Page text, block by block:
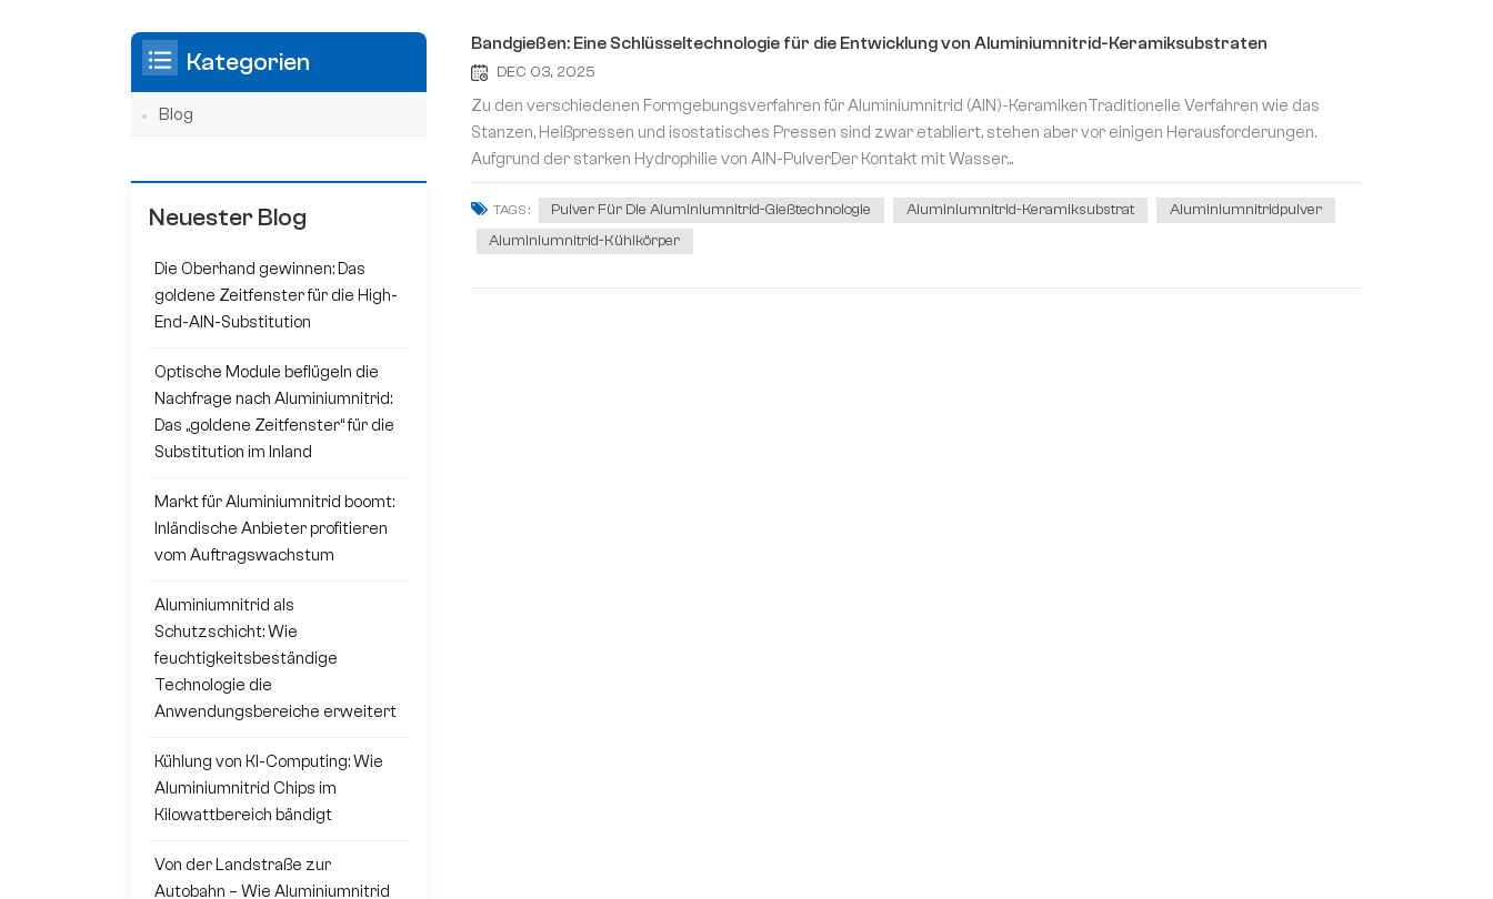
Bandgießen: Eine Schlüsseltechnologie für die Entwicklung von Aluminiumnitrid-Keramiksubstraten
DEC 03, 2025
Zu den verschiedenen Formgebungsverfahren für Aluminiumnitrid (AlN)-KeramikenTraditionelle Verfahren wie das
Stanzen, Heißpressen und isostatisches Pressen sind zwar etabliert, stehen aber vor einigen Herausforderungen.
Aufgrund der starken Hydrophilie von AlN-PulverDer Kontakt mit Wasser...
TAGS : Pulver Für Die Aluminiumnitrid-Gießtechnologie Aluminiumnitrid-Keramiksubstrat
Aluminiumnitridpulver
Aluminiumnitrid-Kühlkörper
Kategorien
Blog
Neuester Blog
Die Oberhand gewinnen: Das
goldene Zeitfenster für die High-
End-AlN-Substitution
Optische Module beflügeln die
Nachfrage nach Aluminiumnitrid:
Das „goldene Zeitfenster“ für die
Substitution im Inland
Markt für Aluminiumnitrid boomt:
Inländische Anbieter profitieren
vom Auftragswachstum
Aluminiumnitrid als
Schutzschicht: Wie
feuchtigkeitsbeständige
Technologie die
Anwendungsbereiche erweitert
Kühlung von KI-Computing: Wie
Aluminiumnitrid Chips im
Kilowattbereich bändigt
Von der Landstraße zur
Autobahn – Wie Aluminiumnitrid